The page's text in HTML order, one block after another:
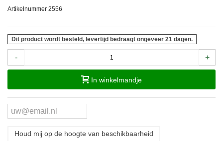
Artikelnummer 2556
Dit product wordt besteld, levertijd bedraagt ongeveer 21 dagen.
- +
In winkelmandje
Houd mij op de hoogte van beschikbaarheid